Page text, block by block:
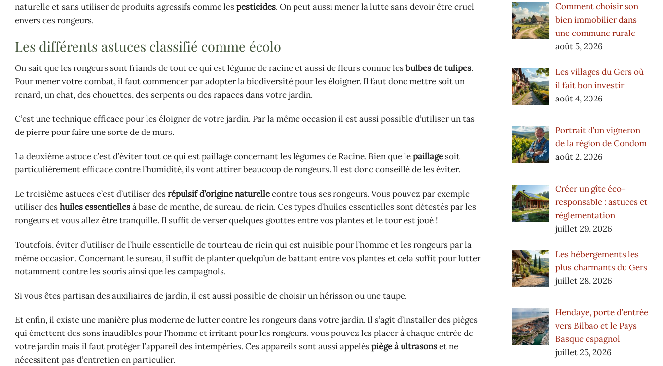
naturelle et sans utiliser de produits agressifs comme les pesticides. On peut aussi mener la lutte sans devoir être cruel
envers ces rongeurs.
Les différents astuces classifié comme écolo
On sait que les rongeurs sont friands de tout ce qui est légume de racine et aussi de fleurs comme les bulbes de tulipes.
Pour mener votre combat, il faut commencer par adopter la biodiversité pour les éloigner. Il faut donc mettre soit un
renard, un chat, des chouettes, des serpents ou des rapaces dans votre jardin.
C’est une technique efficace pour les éloigner de votre jardin. Par la même occasion il est aussi possible d’utiliser un tas
de pierre pour faire une sorte de de murs.
La deuxième astuce c’est d’éviter tout ce qui est paillage concernant les légumes de Racine. Bien que lepaillage soit
particulièrement efficace contre l’humidité, ils vont attirer beaucoup de rongeurs. Il est donc conseillé de les éviter.
Le troisième astuces c’est d’utiliser des répulsif d’origine naturellecontre tous ses rongeurs. Vous pouvez par exemple
utiliser des huiles essentiellesà base de menthe, de sureau, de ricin. Ces types d’huiles essentielles sont détestés par les
rongeurs et vous allez être tranquille. Il suffit de verser quelques gouttes entre vos plantes et le tour est joué !
Toutefois, éviter d’utiliser de l’huile essentielle de tourteau de ricin qui est nuisible pour l’homme et les rongeurs par la
même occasion. Concernant le sureau, il suffit de planter quelqu’un de battant entre vos plantes et cela suffit pour lutter
notamment contre les souris ainsi que les campagnols.
Si vous êtes partisan des auxiliaires de jardin, il est aussi possible de choisir un hérisson ou une taupe.
Et enfin, il existe une manière plus moderne de lutter contre les rongeurs dans votre jardin. Il s’agit d’installer des pièges
qui émettent des sons inaudibles pour l’homme et irritant pour les rongeurs. vous pouvez les placer à chaque entrée de
votre jardin mais il faut protéger l’appareil des intempéries. Ces appareils sont aussi appelés piège à ultrasonset ne
nécessitent pas d’entretien en particulier.
Comment choisir son
bien immobilier dans
une commune rurale
août 5, 2026
Les villages du Gers où
il fait bon investir
août 4, 2026
Portrait d’un vigneron
de la région de Condom
août 2, 2026
Créer un gîte éco-
responsable : astuces et
réglementation
juillet 29, 2026
Les hébergements les
plus charmants du Gers
juillet 28, 2026
Hendaye, porte d’entrée
vers Bilbao et le Pays
Basque espagnol
juillet 25, 2026